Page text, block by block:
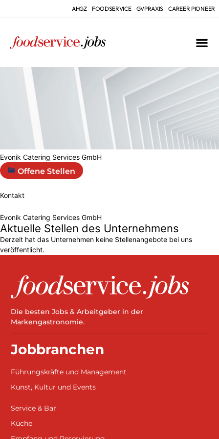
AHGZ FOODSERVICE GVPRAXIS CAREER PIONEER
Evonik Catering Services GmbH
Offene Stellen
Kontakt
Evonik Catering Services GmbH
Aktuelle Stellen des Unternehmens
Derzeit hat das Unternehmen keine Stellenangebote bei uns
veröffentlicht.
Die besten Jobs & Arbeitgeber in der
Markengastronomie.
Jobbranchen
Führungskräfte und Management
Kunst, Kultur und Events
Service & Bar
Küche